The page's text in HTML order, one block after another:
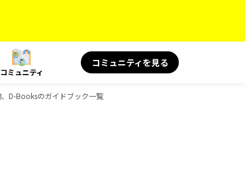
コミュニティ
コミュニティを見る
D-Booksのガイドブック一覧